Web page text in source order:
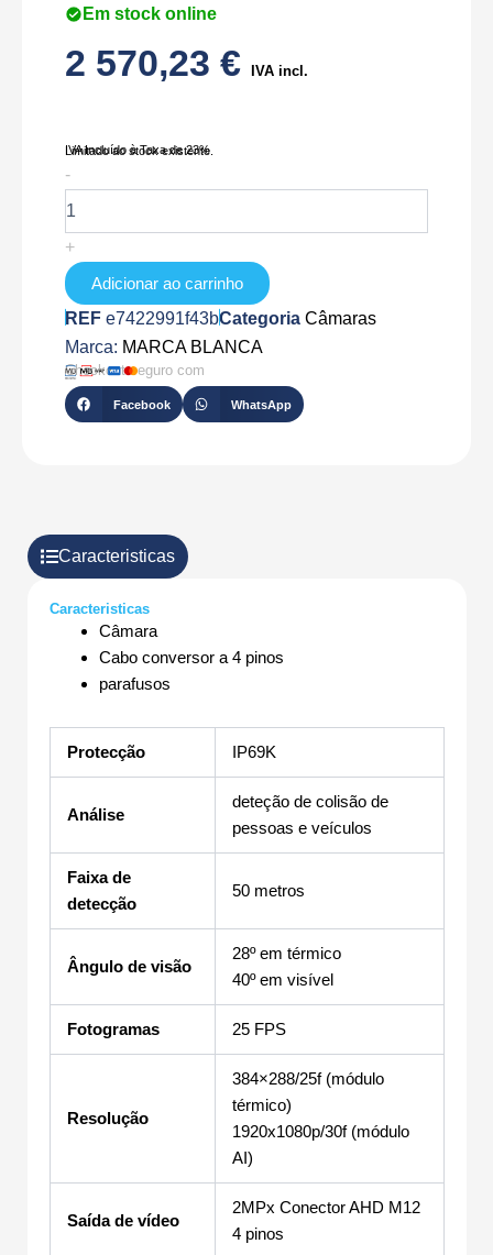
Em stock online
2 570,23 € IVA incl.
IVA Incluído à Taxa de 23%
Limitado ao stock existente.
-
de
STK-
TC639-
T3
+
Adicionar ao carrinho
REF e7422991f43bCategoria Câmaras
Marca: MARCA BLANCA
Checkout seguro com
Facebook WhatsApp
Caracteristicas
Caracteristicas
Câmara
Cabo conversor a 4 pinos
parafusos
Protecção IP69K
Análise
deteção de colisão de
pessoas e veículos
Faixa de
detecção
50 metros
Ângulo de visão
28º em térmico
40º em visível
Fotogramas 25 FPS
Resolução
384×288/25f (módulo
térmico)
1920x1080p/30f (módulo
AI)
Saída de vídeo
2MPx Conector AHD M12
4 pinos